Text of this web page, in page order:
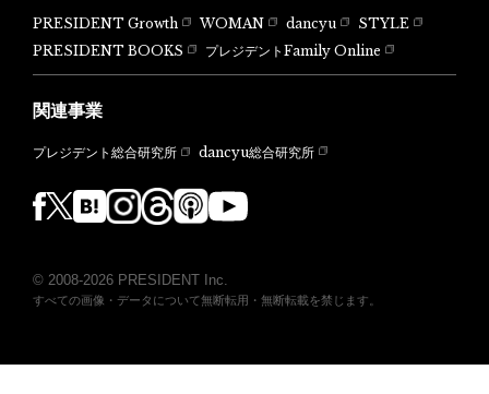
PRESIDENT Growth WOMAN dancyu
STYLE
PRESIDENT BOOKS
プレジデントFamily Online
関連事業
プレジデント総合研究所 dancyu総合研究所
© 2008-2026 PRESIDENT Inc.
すべての画像・データについて無断転用・無断転載を禁じます。